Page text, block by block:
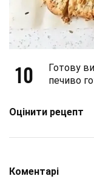
10
Готову
печиво
Оцінити рецепт
Коментарі